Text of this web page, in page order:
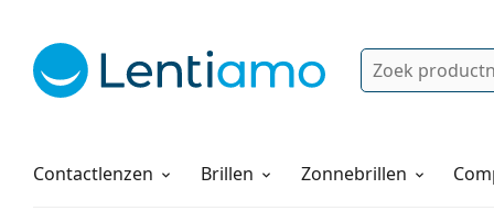
Zoek
Contactlenzen
Lenzenvloeistoffen Brillen Zonnebrillen
Hoe bestellen